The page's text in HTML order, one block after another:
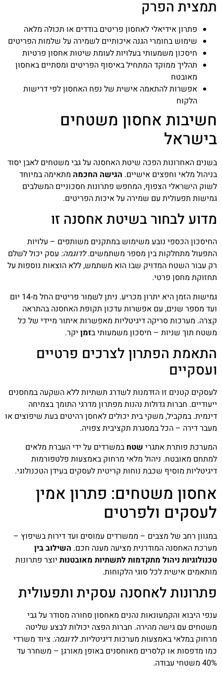
תמצית הפרק
פתרון אידיאלי לאחסון פריטים בודדים או תכולה מלאה
שימוש בחומרי הגנה איכותיים לשמירה על שלמות הפריטים
חיסכון משמעותי בעלויות לעומת שיטות אחסון פרטיות
תהליך ממוקד המתחיל באיסוף הפריטים ומסתיים באחסון
מאובטח
אפשרות להתאמה אישית של נפח האחסון לפי דרישות
הלקוח
חשיבות אחסון משטחים
בישראל
בשנים האחרונות הפכה שיטת האחסנה על גבי משטחים לאבן יסוד
בניהול מלאי וחפצים אישיים. הגישה החכמה מתאימה במיוחד
לשוק הישראלי הצפוף, המחפש פתרונות חסכוניים המשלבים
גמישות תפעולית עם שמירה על איכות הפריטים.
מדוע לבחור בשיטת אחסנה זו
החיסכון הכספי נובע משימוש במתקנים משותפים – עלויות
התפעול מתחלקות בין מספר משתמשים.לדוגמה: עסק יכול לשלם
רק עבור השטח המדויק שבו הוא משתמש, ללא הוצאות נוספות על
תחזוקת מחסן פרטי.
גמישות הזמן היא יתרון מכריע. ניתן לשמור פריטים החל מ-14 יום
ועד מספר שנים, עם אפשרות עדכון תקופת האחסנה בהתראה
קצרה. מערכות סריקה דיגיטליות מאפשרות איתור מיידי של כל
משטח תוך שניות – חיסכון משמעותי בזמן יקר.
התאמת הפתרון לצרכים פרטיים
ועסקיים
לעסקים קטנים זו הזדמנות לשדרג תשתיות ללא השקעה במחסנים
ייעודיים. חברות גדולות נהנות מפתרון מדרגי התומך בצמיחה
דינמית. במקביל, משקי בית יכולים לאחסן רהיטים בעת שיפוצים או
מעבר דירה – הכל במסגרת תקציבית צפויה.
המערכת פותרת אתגרי שטח במשרדים על ידי העברת מלאים
למתחם מאובטח. ניהול מלאי מרחוק באמצעות פלטפורמות
דיגיטליות מוסיף שכבת נוחות קריטית לעסקים בעידן הטכנולוגי.
אחסון משטחים: פתרון אמין
לעסקים ולפרטים
במגוון רחב של מצבים – ממשרדים עמוסים ועד דירות בשיפוץ –
מערכת האחסנה המודרנית מציעה מענה חכם. השילוב בין
טכנולוגיות ניהול מתקדמות לתשתיות מאובטנות יוצר פתרונות
מותאמים אישית לכל סוגי הלקוחות.
פתרונות לאחסנה עסקית ותפעולית
ענפי היבוא והקמעונאות נהנים מאחסון סחורה מסודר על גבי
משטחים עם גישה מהירה. חברות הפצה יכולות לבצע שליטה
מרחוק במלאי באמצעות מערכות דיגיטליות.לדוגמה: ציוד משרדי
כמו מדפסות או קלסרים מאוחסנים באופן מאורגן – משחרר עד
40% משטחי עבודה.